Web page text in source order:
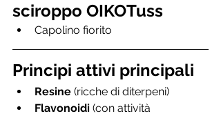
sciroppo OIKOTuss
Capolino fiorito
Principi attivi principali
Resine (ricche di diterpeni)
Flavonoidi (con attività